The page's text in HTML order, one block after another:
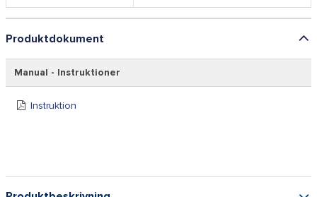
Produktdokument
Manual - Instruktioner
Instruktion